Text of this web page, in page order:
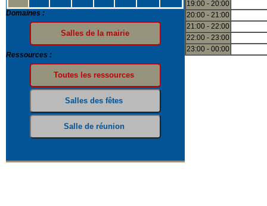
Domaines :
Ressources :
19:00 - 20:00
20:00 - 21:00
21:00 - 22:00
22:00 - 23:00
23:00 - 00:00